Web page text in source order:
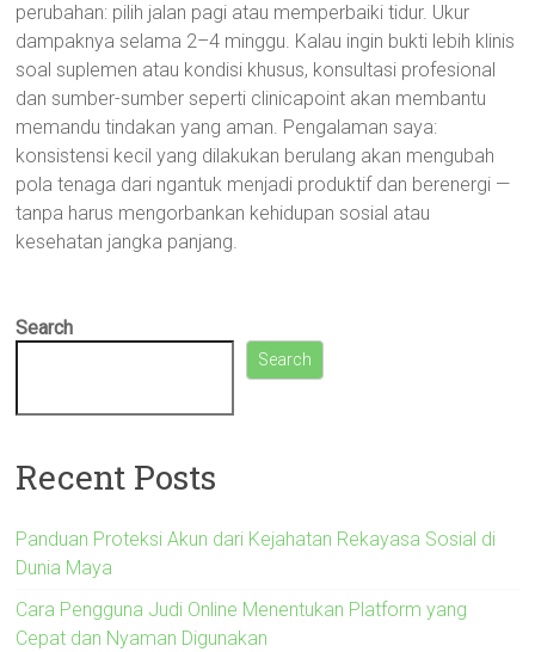
perubahan: pilih jalan pagi atau memperbaiki tidur. Ukur
dampaknya selama 2–4 minggu. Kalau ingin bukti lebih klinis
soal suplemen atau kondisi khusus, konsultasi profesional
dan sumber-sumber seperti clinicapoint akan membantu
memandu tindakan yang aman. Pengalaman saya:
konsistensi kecil yang dilakukan berulang akan mengubah
pola tenaga dari ngantuk menjadi produktif dan berenergi —
tanpa harus mengorbankan kehidupan sosial atau
kesehatan jangka panjang.
Search
Search
Recent Posts
Panduan Proteksi Akun dari Kejahatan Rekayasa Sosial di
Dunia Maya
Cara Pengguna Judi Online Menentukan Platform yang
Cepat dan Nyaman Digunakan